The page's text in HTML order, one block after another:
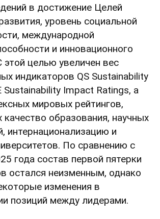
в достижение Целей
уровень социальной
международной
и инновационного
этой целью увеличен вес
индикаторов QS Sustainability
Sustainability Impact Ratings, а
мировых рейтингов,
образования, научных
интернационализацию и
По сравнению с
года состав первой пятерки
остался неизменным, однако
изменения в
позиций между лидерами.